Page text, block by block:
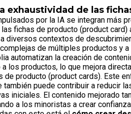
exhaustividad de las
por la IA se integran más
fichas de producto (product card)
diversos contextos de
de múltiples productos y
automatizan la creación de
los productos, lo que mejora
de producto (product cards). Este
puede contribuir a reducir
iniciales. El contenido mejorado
a los minoristas a crear